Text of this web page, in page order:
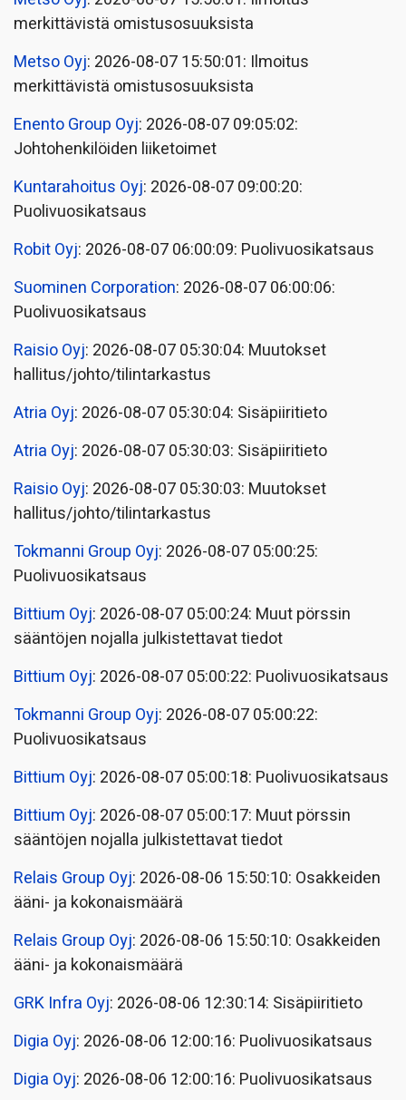
merkittävistä omistusosuuksista
Metso Oyj: 2026-08-07 15:50:01: Ilmoitus
merkittävistä omistusosuuksista
Enento Group Oyj: 2026-08-07 09:05:02:
Johtohenkilöiden liiketoimet
Kuntarahoitus Oyj: 2026-08-07 09:00:20:
Puolivuosikatsaus
Robit Oyj: 2026-08-07 06:00:09: Puolivuosikatsaus
Suominen Corporation: 2026-08-07 06:00:06:
Puolivuosikatsaus
Raisio Oyj: 2026-08-07 05:30:04: Muutokset
hallitus/johto/tilintarkastus
Atria Oyj: 2026-08-07 05:30:04: Sisäpiiritieto
Atria Oyj: 2026-08-07 05:30:03: Sisäpiiritieto
Raisio Oyj: 2026-08-07 05:30:03: Muutokset
hallitus/johto/tilintarkastus
Tokmanni Group Oyj: 2026-08-07 05:00:25:
Puolivuosikatsaus
Bittium Oyj: 2026-08-07 05:00:24: Muut pörssin
sääntöjen nojalla julkistettavat tiedot
Bittium Oyj: 2026-08-07 05:00:22: Puolivuosikatsaus
Tokmanni Group Oyj: 2026-08-07 05:00:22:
Puolivuosikatsaus
Bittium Oyj: 2026-08-07 05:00:18: Puolivuosikatsaus
Bittium Oyj: 2026-08-07 05:00:17: Muut pörssin
sääntöjen nojalla julkistettavat tiedot
Relais Group Oyj: 2026-08-06 15:50:10: Osakkeiden
ääni- ja kokonaismäärä
Relais Group Oyj: 2026-08-06 15:50:10: Osakkeiden
ääni- ja kokonaismäärä
GRK Infra Oyj: 2026-08-06 12:30:14: Sisäpiiritieto
Digia Oyj: 2026-08-06 12:00:16: Puolivuosikatsaus
Digia Oyj: 2026-08-06 12:00:16: Puolivuosikatsaus